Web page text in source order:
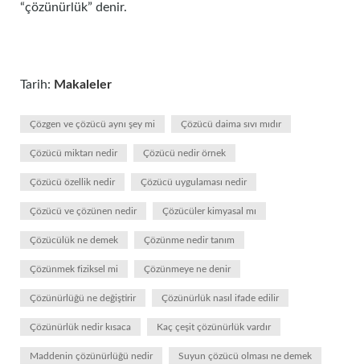
“çözünürlük” denir.
Tarih: Makaleler
Çözgen ve çözücü aynı şey mi Çözücü daima sıvı mıdır
Çözücü miktarı nedir Çözücü nedir örnek
Çözücü özellik nedir Çözücü uygulaması nedir
Çözücü ve çözünen nedir Çözücüler kimyasal mı
Çözücülük ne demek Çözünme nedir tanım
Çözünmek fiziksel mi Çözünmeye ne denir
Çözünürlüğü ne değiştirir Çözünürlük nasıl ifade edilir
Çözünürlük nedir kısaca Kaç çeşit çözünürlük vardır
Maddenin çözünürlüğü nedir Suyun çözücü olması ne demek